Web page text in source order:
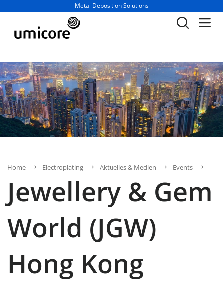
Geschäftsbereich / Abteilung:
Metal Deposition Solutions
Home Electroplating Aktuelles & Medien Events
Jewellery & Gem
World (JGW)
Hong Kong